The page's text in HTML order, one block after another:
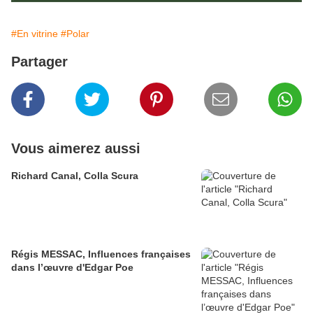
#En vitrine #Polar
Partager
Vous aimerez aussi
Richard Canal, Colla Scura
Régis MESSAC, Influences françaises
dans l’œuvre d'Edgar Poe